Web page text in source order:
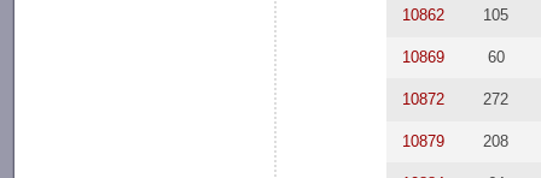
10862 105
10869 60
10872 272
10879 208